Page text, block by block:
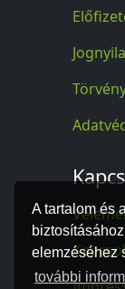
A tartalom és
elemzéséhez
további